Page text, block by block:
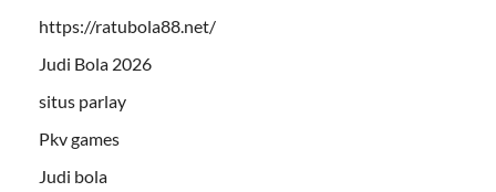
https://ratubola88.net/
Judi Bola 2026
situs parlay
Pkv games
Judi bola